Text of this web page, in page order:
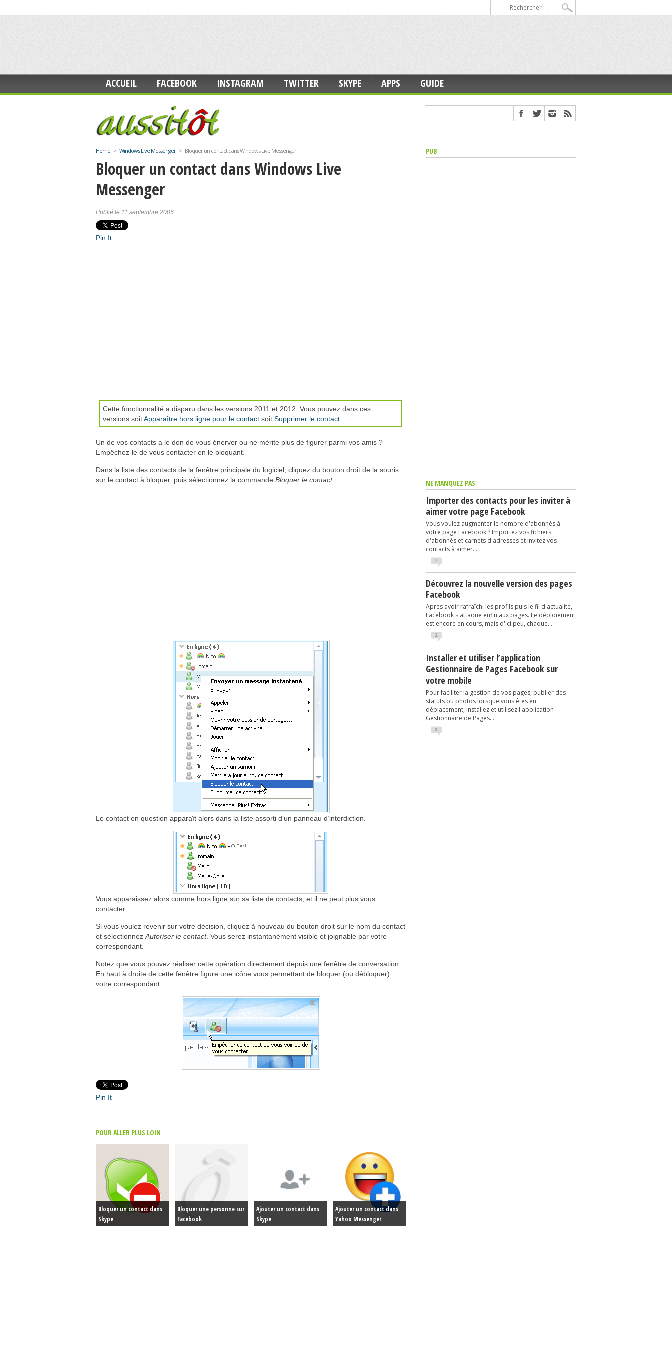
ACCUEIL FACEBOOK INSTAGRAM TWITTER SKYPE APPS GUIDE
Home > Windows Live Messenger> Bloquer un contact dans Windows Live Messenger
Bloquer un contact dans Windows Live
Messenger
Publié le 11 septembre 2006
Pin It
Cette fonctionnalité a disparu dans les versions 2011 et 2012. Vous pouvez dans ces
versions soitApparaître hors ligne pour le contact soit Supprimer le contact
Un de vos contacts a le don de vous énerver ou ne mérite plus de figurer parmi vos amis ?
Empêchez-le de vous contacter en le bloquant.
Dans la liste des contacts de la fenêtre principale du logiciel, cliquez du bouton droit de la souris
sur le contact à bloquer, puis sélectionnez la commande Bloquer le contact.
Le contact en question apparaît alors dans la liste assorti d’un panneau d’interdiction.
Vous apparaissez alors comme hors ligne sur sa liste de contacts, et il ne peut plus vous
contacter.
Si vous voulez revenir sur votre décision, cliquez à nouveau du bouton droit sur le nom du contact
et sélectionnez Autoriser le contact. Vous serez instantanément visible et joignable par votre
correspondant.
Notez que vous pouvez réaliser cette opération directement depuis une fenêtre de conversation.
En haut à droite de cette fenêtre figure une icône vous permettant de bloquer (ou débloquer)
votre correspondant.
Pin It
POUR ALLER PLUS LOIN
Bloquer un contact dans
Skype
Bloquer une personne sur
Facebook
Ajouter un contact dans
Skype
Ajouter un contact dans
Yahoo Messenger
PUB
NE MANQUEZ PAS
Importer des contacts pour les inviter à
aimer votre page Facebook
Vous voulez augmenter le nombre d'abonnés à
votre page Facebook ? Importez vos fichiers
d'abonnés et carnets d'adresses et invitez vos
contacts à aimer...
7
Découvrez la nouvelle version des pages
Facebook
Après avoir rafraîchi les profils puis le fil d'actualité,
Facebook s'attaque enfin aux pages. Le déploiement
est encore en cours, mais d'ici peu, chaque...
1
Installer et utiliser l’application
Gestionnaire de Pages Facebook sur
votre mobile
Pour faciliter la gestion de vos pages, publier des
statuts ou photos lorsque vous êtes en
déplacement, installez et utilisez l'application
Gestionnaire de Pages...
3